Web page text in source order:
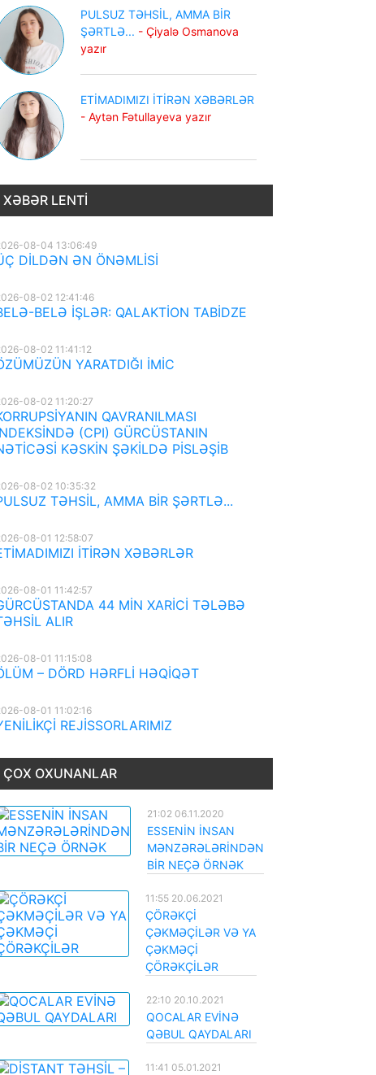
PULSUZ TƏHSİL, AMMA BİR
ŞƏRTLƏ... - Çiyalə Osmanova
yazır
ETİMADIMIZI İTİRƏN XƏBƏRLƏR
- Aytən Fətullayeva yazır
XƏBƏR LENTI
08-04 13:06:49
DİLDƏN ƏN ÖNƏMLİSİ
08-02 12:41:46
BELƏ İŞLƏR: QALAKTİON TABİDZE
08-02 11:41:12
YARATDIĞI İMİC
08-02 11:20:27
QAVRANILMASI
(CPI) GÜRCÜSTANIN
KƏSKİN ŞƏKİLDƏ PİSLƏŞİB
08-02 10:35:32
TƏHSİL, AMMA BİR ŞƏRTLƏ...
08-01 12:58:07
İTİRƏN XƏBƏRLƏR
08-01 11:42:57
44 MİN XARİCİ TƏLƏBƏ
ALIR
08-01 11:15:08
– DÖRD HƏRFLİ HƏQİQƏT
08-01 11:02:16
REJİSSORLARIMIZ
ÇOX OXUNANLAR
21:02 06.11.2020
ESSENİN İNSAN
MƏNZƏRƏLƏRİNDƏN
BİR NEÇƏ ÖRNƏK
11:55 20.06.2021
ÇÖRƏKÇİ
ÇƏKMƏÇİLƏR VƏ YA
ÇƏKMƏÇİ
ÇÖRƏKÇİLƏR
22:10 20.10.2021
QOCALAR EVİNƏ
QƏBUL QAYDALARI
11:41 05.01.2021